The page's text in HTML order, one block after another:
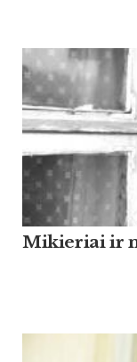
Mikieriai ir